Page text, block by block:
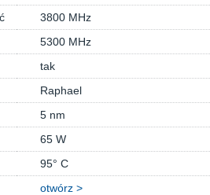
3800 MHz
5300 MHz
tak
Raphael
5 nm
65 W
95° C
otwórz >